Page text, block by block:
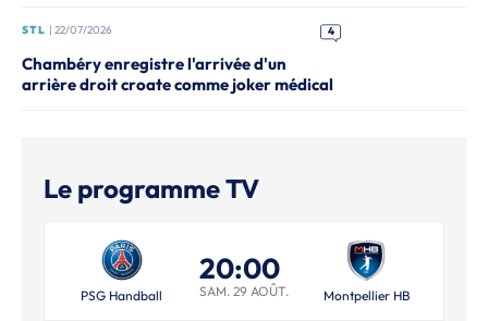
STL | 22/07/2026 4
Chambéry enregistre l'arrivée d'un
arrière droit croate comme joker médical
Le programme TV
PSG Handball
20:00
SAM. 29 AOÛT. Montpellier HB